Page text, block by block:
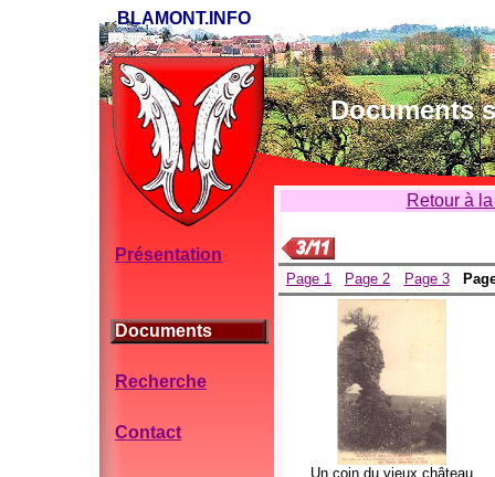
BLAMONT.INFO
Documents
Présentation
Documents
Recherche
Contact
Retour à
Page 1 Page 2 Page 3
Un coin du vieux château